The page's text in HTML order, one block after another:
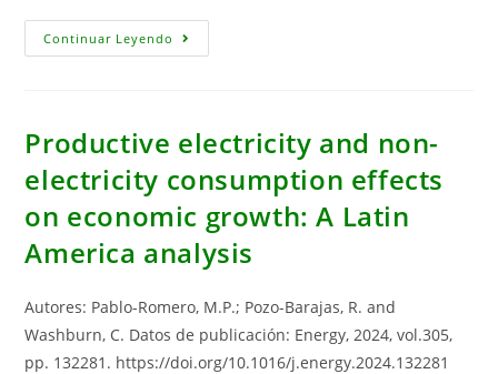
Continuar Leyendo Conflictos
Internacionales
Análisis
Computacional
Productive electricity and non-
electricity consumption effects
on economic growth: A Latin
America analysis
Autores: Pablo-Romero, M.P.; Pozo-Barajas, R. and
Washburn, C. Datos de publicación: Energy, 2024, vol.305,
pp. 132281. https://doi.org/10.1016/j.energy.2024.132281